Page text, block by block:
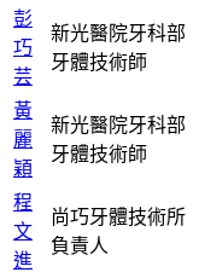
彭
巧
芸
新光醫院牙科部
牙體技術師
黃
麗
穎
新光醫院牙科部
牙體技術師
程
文
進
尚巧牙體技術所
負責人